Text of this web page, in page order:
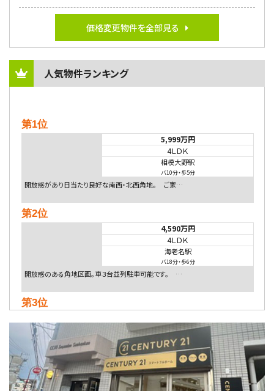
価格変更物件を全部見る
人気物件ランキング
第1位
5,999万円
4ＬＤＫ
相模大野駅
バ10分・歩5分
開放感があり日当たり良好な南西・北西角地。 ご家…
第2位
4,590万円
4ＬＤＫ
海老名駅
バ18分・歩6分
開放感のある角地区画。車３台並列駐車可能です。 …
第3位
4ＬＤＫ
淵野辺駅
歩17分
南側道路に面しており日当たり良好。 キッチンから…